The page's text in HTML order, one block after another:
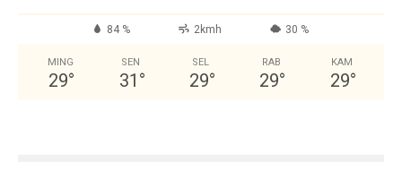
84 % 2kmh 30 %
MING
29°
SEN
31 °
SEL
29°
RAB
29°
KAM
29°